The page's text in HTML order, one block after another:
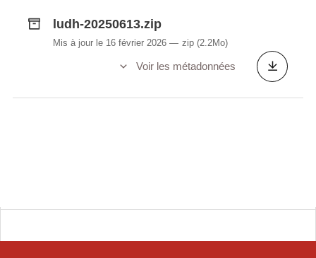
ludh-20250613.zip
Mis à jour le 16 février 2026 zip (2.2Mo)
Voir les métadonnées